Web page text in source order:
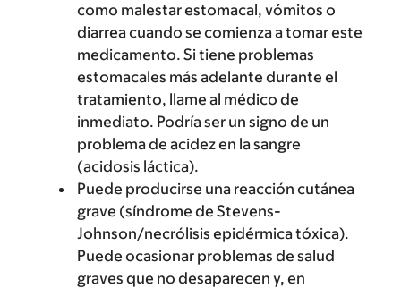
como malestar estomacal, vómitos o
diarrea cuando se comienza a tomar este
medicamento. Si tiene problemas
estomacales más adelante durante el
tratamiento, llame al médico de
inmediato. Podría ser un signo de un
problema de acidez en la sangre
(acidosis láctica).
Puede producirse una reacción cutánea
grave (síndrome de Stevens-
Johnson/necrólisis epidérmica tóxica).
Puede ocasionar problemas de salud
graves que no desaparecen y, en